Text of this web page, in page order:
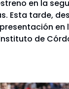
en la
Esta tarde,
en
de